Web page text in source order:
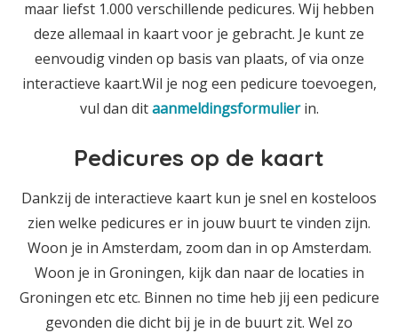
maar liefst 1.000 verschillende pedicures. Wij hebben
deze allemaal in kaart voor je gebracht. Je kunt ze
eenvoudig vinden op basis van plaats, of via onze
interactieve kaart.Wil je nog een pedicure toevoegen,
vul dan ditaanmeldingsformulierin.
Pedicures op de kaart
Dankzij de interactieve kaart kun je snel en kosteloos
zien welke pedicures er in jouw buurt te vinden zijn.
Woon je in Amsterdam, zoom dan in op Amsterdam.
Woon je in Groningen, kijk dan naar de locaties in
Groningen etc etc. Binnen no time heb jij een pedicure
gevonden die dicht bij je in de buurt zit. Wel zo